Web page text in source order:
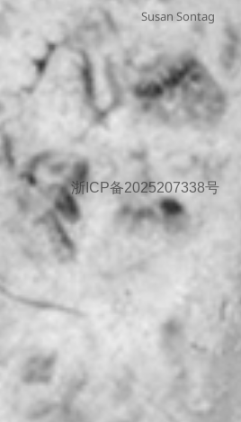
Susan Sontag
浙ICP备2025207338号